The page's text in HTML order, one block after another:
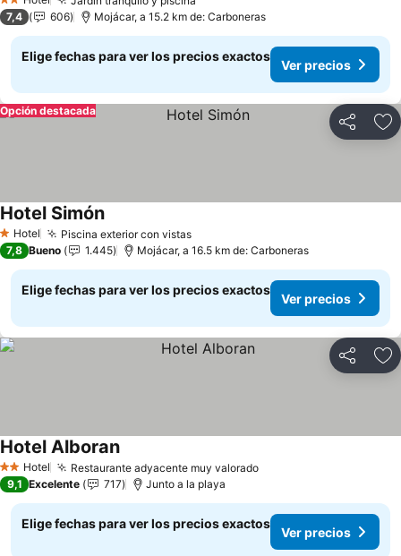
2 Estrellas
7,4
606 Mojácar, a 15.2 km de: Carboneras
Elige fechas para ver los precios exactos
Ver precios
Compartir
Opción destacada
1 Estrellas
Hotel Piscina exterior con vistas
Hotel Simón
7,8 Bueno 1.445 Mojácar, a 16.5 km de: Carboneras
Elige fechas para ver los precios exactos
Ver precios
Compartir
2 Estrellas
Hotel Restaurante adyacente muy valorado
Hotel Alboran
9,1 Excelente 717 Junto a la playa
Elige fechas para ver los precios exactos
Ver precios